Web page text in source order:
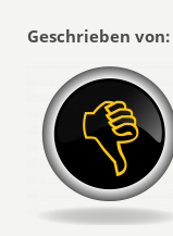
Geschrieben von: